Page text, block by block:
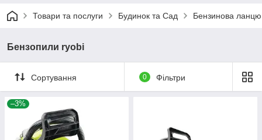
Товари та послуги Будинок та Сад Бензинова
Бензопили ryobi
Сортування 0 Фільтри
–3%